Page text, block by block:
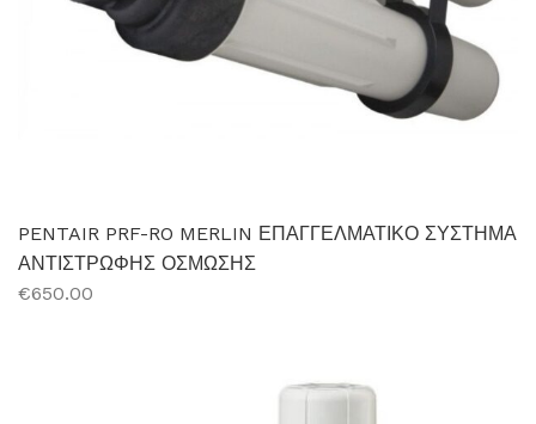
PENTAIR PRF-RO MERLIN ΕΠΑΓΓΕΛΜΑΤΙΚΟ ΣΥΣΤΗΜΑ
ΑΝΤΙΣΤΡΩΦΗΣ ΟΣΜΩΣΗΣ
€650.00